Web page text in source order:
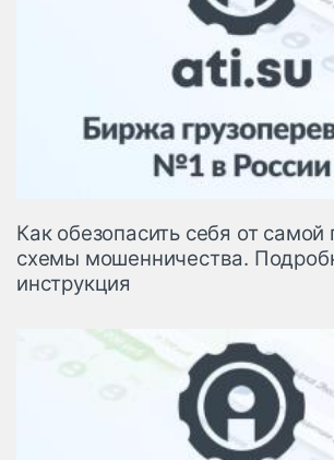
Как обезопасить себя от самой
схемы мошенничества.
инструкция